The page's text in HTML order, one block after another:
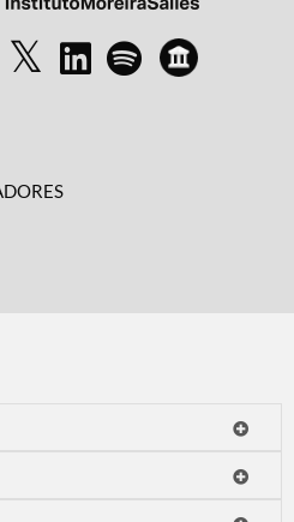
do IMS no Rio de Janeiro será
parceiras.